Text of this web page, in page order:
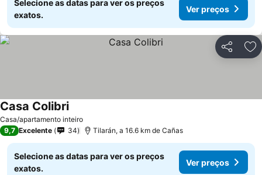
Selecione as datas para ver os preços
exatos.
Ver preços
Partilhar
Casa/apartamento inteiro
Casa Colibri
9,7 Excelente 34 Tilarán, a 16.6 km de Cañas
Selecione as datas para ver os preços
exatos.
Ver preços